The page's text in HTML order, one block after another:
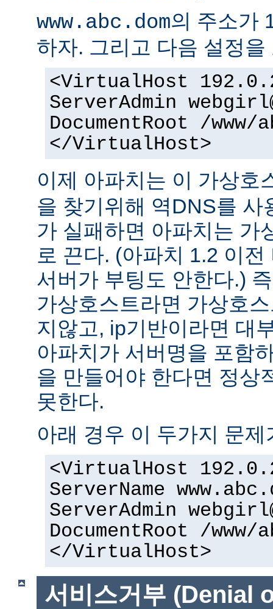
www.abc.dom의 주소가
하자. 그리고 다음 설정을
<VirtualHost
ServerAdmin
DocumentRoot /www/
</VirtualHost>
이제 아파치는 이 가상호
을 찾기위해 역DNS를 사
가 실패하면 아파치는 가
로 끈다. (아파치 1.2 이
서버가 부팅도 안한다.)
가상호스트라면 가상호
지않고, ip기반이라면 대
아파치가 서버명을 포함
을 만들어야 한다면 정상
못한다.
아래 경우 이 두가지 문제
<VirtualHost
ServerName
ServerAdmin
DocumentRoot /www/
</VirtualHost>
서비스거부 (Denial